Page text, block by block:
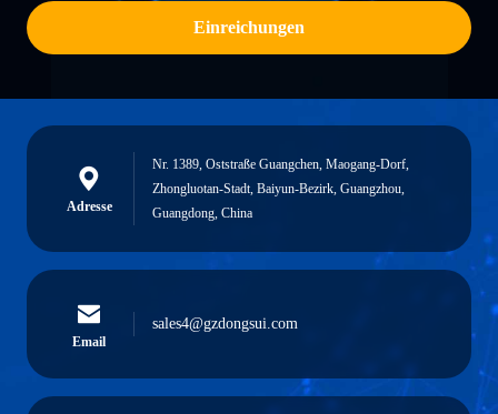
Einreichungen
Adresse
Nr. 1389, Oststraße Guangchen, Maogang-Dorf,
Zhongluotan-Stadt, Baiyun-Bezirk, Guangzhou,
Guangdong, China
Email
sales4@gzdongsui.com